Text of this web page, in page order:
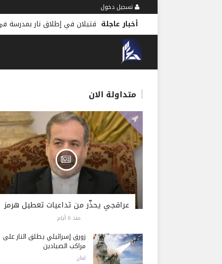
تسجيل دخول
أخبار عاجلة قتيلان في إطلاق نار بمدرسة
متداولة الان
عراقجي يحذّر من تداعيات تعطيل هرمز
منذ 6 أيام
زورق إسرائيلي يطلق النار على
مراكب الصيادين
لبنان